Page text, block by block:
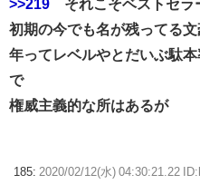
>>219 それこそベストセラ
初期の今でも名が残ってる
年ってレベルやとだいぶ駄
で
権威主義的な所はあるが
185: 2020/02/12(水) 04:30:21.22